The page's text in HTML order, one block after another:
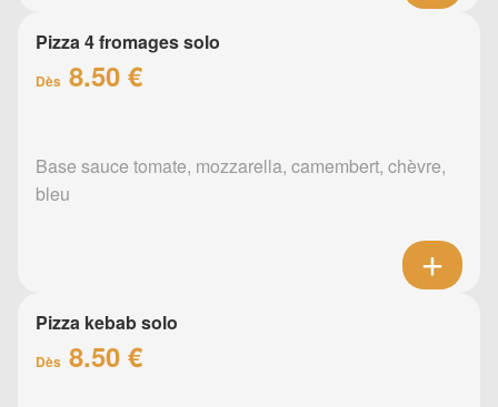
Pizza 4 fromages solo
Dès 8.50 €
Base sauce tomate, mozzarella, camembert, chèvre,
bleu
Pizza kebab solo
Dès 8.50 €